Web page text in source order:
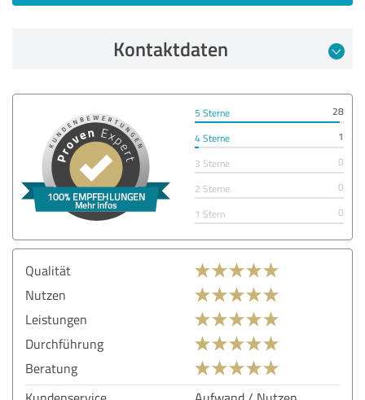
Kontaktdaten
5 Sterne
28
4 Sterne
1
3 Sterne
0
2 Sterne
0
1 Stern
0
Qualität
Nutzen
Leistungen
Durchführung
Beratung